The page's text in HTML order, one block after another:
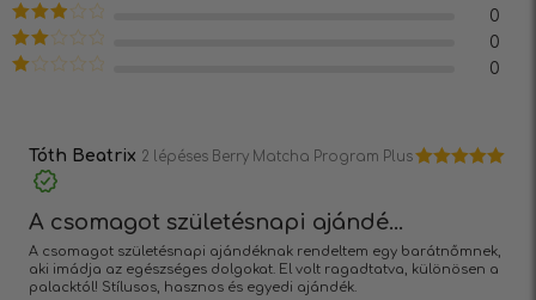
Értékelés:
4 / 5
Értékelés:
/ 5
0
Értékelés:
0
0
Tóth Beatrix 2 lépéses Berry Matcha Program Plus
A csomagot születésnapi ajándé...
A csomagot születésnapi ajándéknak rendeltem egy barátnőmnek,
aki imádja az egészséges dolgokat. El volt ragadtatva, különösen a
palacktól! Stílusos, hasznos és egyedi ajándék.